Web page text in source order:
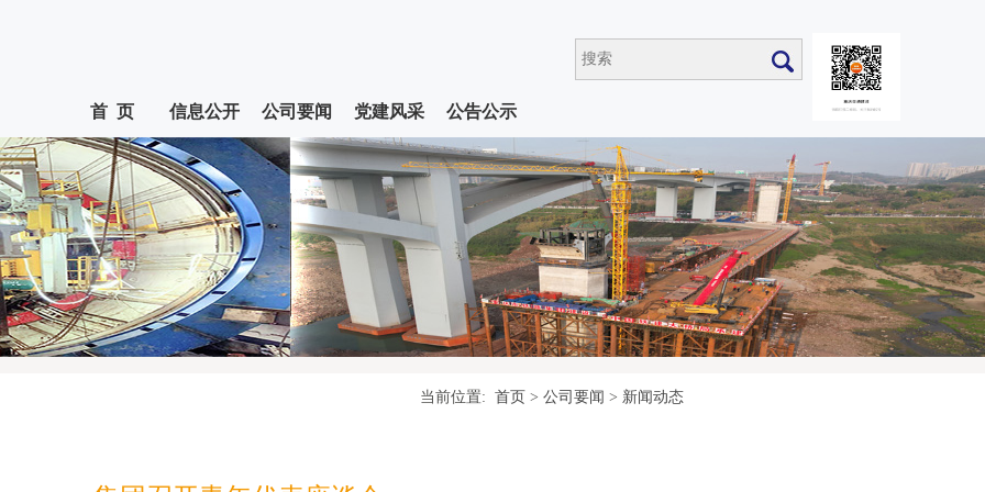
首 页 信息公开 公司要闻 党建风采 公告公示
当前位置: 首页 > 公司要闻 > 新闻动态